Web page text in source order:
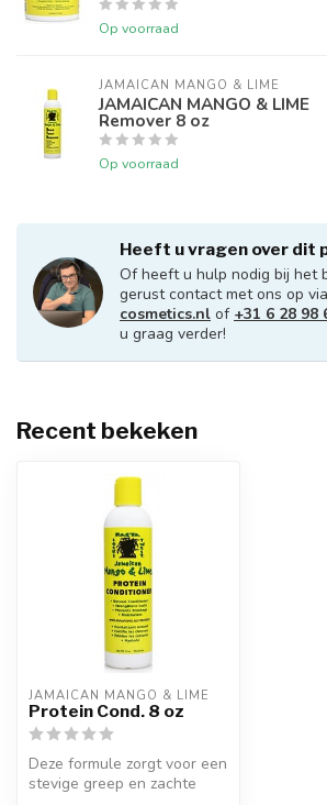
Op voorraad
JAMAICAN MANGO & LIME
JAMAICAN MANGO & LIME
Remover 8 oz
Op voorraad
Heeft u vragen over dit
Of heeft u hulp nodig bij het
gerust contact met ons op via
cosmetics.nl of +31 6 28 98
u graag verder!
Recent bekeken
JAMAICAN MANGO & LIME
Protein Cond. 8 oz
Deze formule zorgt voor een
stevige greep en zachte